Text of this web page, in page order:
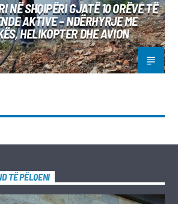
NË SHQIPËRI GJATË 10 ORËVE TË
AKTIVE – NDËRHYRJE ME
HELIKOPTER DHE AVION
TË PËLQENI